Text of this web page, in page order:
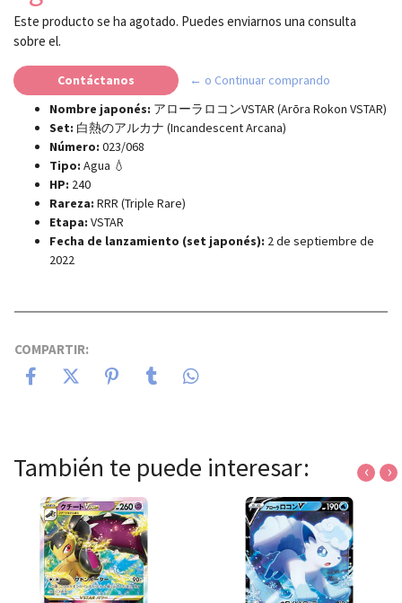
Este producto se ha agotado. Puedes enviarnos una consulta
sobre el.
Contáctanos
← o Continuar comprando
Nombre japonés: アローラロコンVSTAR (Arōra Rokon VSTAR)
Set: 白熱のアルカナ (Incandescent Arcana)
Número: 023/068
Tipo: Agua 💧
HP: 240
Rareza: RRR (Triple Rare)
Etapa: VSTAR
Fecha de lanzamiento (set japonés): 2 de septiembre de
2022
COMPARTIR:
También te puede interesar: ‹ ›